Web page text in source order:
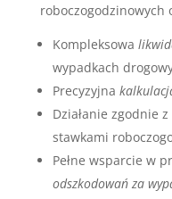
roboczogodzinowych
Kompleksowa
wypadkach
Precyzyjna
Działanie zgodnie
stawkami
Pełne wsparcie w
odszkodowań za